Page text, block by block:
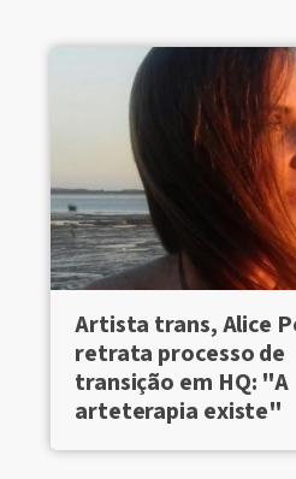
Artista trans, Alice
retrata processo de
transição em HQ: "A
arteterapia existe"